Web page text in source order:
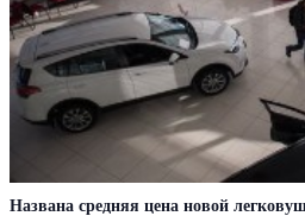
Названа средняя цена новой